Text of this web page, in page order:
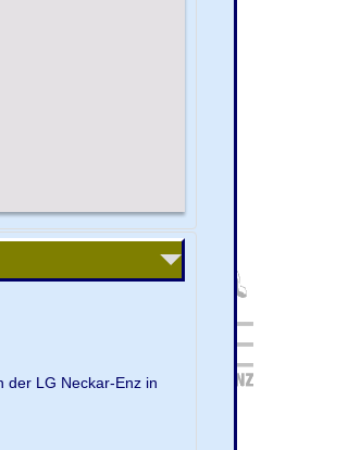
der LG Neckar-Enz in